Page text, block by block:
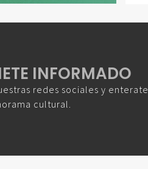
INFORMADO
redes sociales y enterate
cultural.